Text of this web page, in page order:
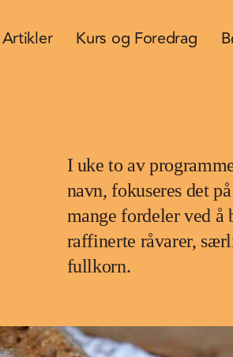
Artikler Kurs og Foredrag
I uke to av
navn, fokuseres det
mange fordeler ved å
raffinerte råvarer,
fullkorn.